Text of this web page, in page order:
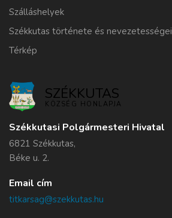
Szálláshelyek
Székkutas története és nevezetességei
Térkép
SZÉKKUTAS
KÖZSÉG HONLAPJA
Székkutasi Polgármesteri Hivatal
6821 Székkutas,
Béke u. 2.
Email cím
titkarsag@szekkutas.hu